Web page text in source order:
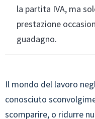
la partita IVA, ma
prestazione
guadagno.
Il mondo del lavoro
conosciuto
scomparire, o ridurre